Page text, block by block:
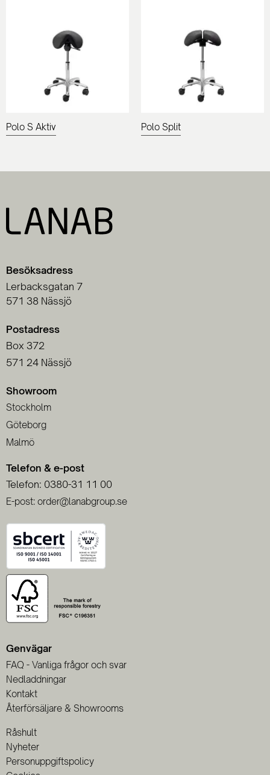
Polo S Aktiv Polo Split
Besöksadress
Lerbacksgatan 7
571 38 Nässjö
Postadress
Box 372
571 24 Nässjö
Showroom
Stockholm
Göteborg
Malmö
Telefon & e-post
Telefon: 0380-31 11 00
E-post: order@lanabgroup.se
Genvägar
FAQ - Vanliga frågor och svar
Nedladdningar
Kontakt
Återförsäljare & Showrooms
Råshult
Nyheter
Personuppgiftspolicy